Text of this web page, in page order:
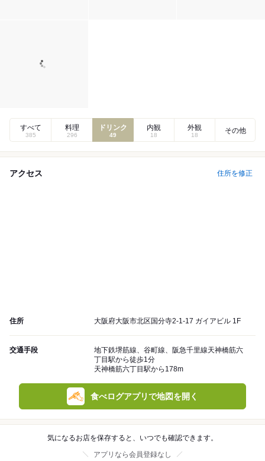
すべて
385
料理
296
ドリンク
49
内観
18
外観
18
その他
アクセス 住所を修正
住所 大阪府大阪市北区国分寺2-1-17 ガイアビル 1F
交通手段
地下鉄堺筋線、谷町線、阪急千里線天神橋筋六
丁目駅から徒歩1分
天神橋筋六丁目駅から178m
食べログアプリで地図を開く
気になるお店を保存すると、いつでも確認できます。
アプリなら会員登録なし